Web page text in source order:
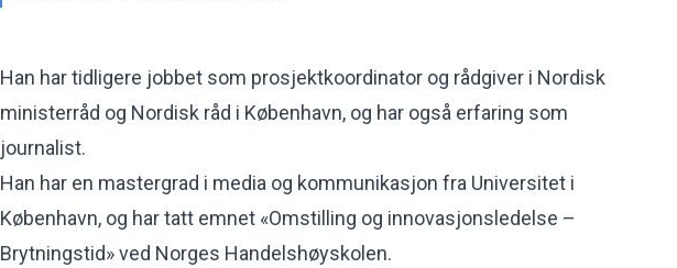
Han har tidligere jobbet som prosjektkoordinator og rådgiver i Nordisk
ministerråd og Nordisk råd i København, og har også erfaring som
journalist.
Han har en mastergrad i media og kommunikasjon fra Universitet i
København, og har tatt emnet «Omstilling og innovasjonsledelse –
Brytningstid» ved Norges Handelshøyskolen.